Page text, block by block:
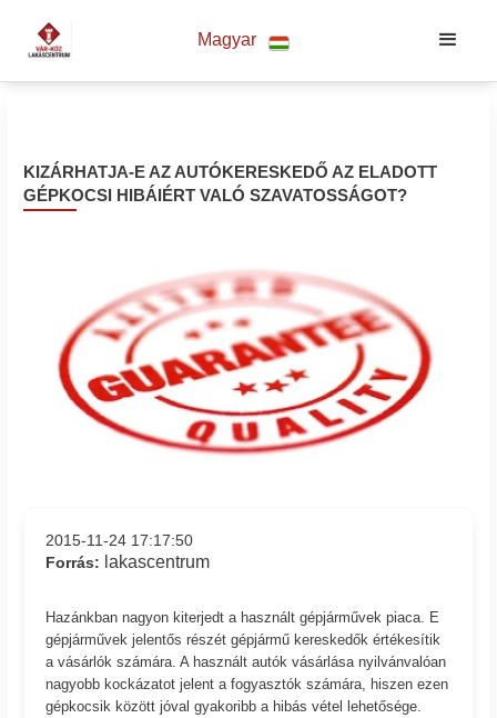
Magyar
KIZÁRHATJA-E AZ AUTÓKERESKEDŐ AZ ELADOTT
GÉPKOCSI HIBÁIÉRT VALÓ SZAVATOSSÁGOT?
2015-11-24 17:17:50
Forrás: lakascentrum
Hazánkban nagyon kiterjedt a használt gépjárművek piaca. E
gépjárművek jelentős részét gépjármű kereskedők értékesítik
a vásárlók számára. A használt autók vásárlása nyilvánvalóan
nagyobb kockázatot jelent a fogyasztók számára, hiszen ezen
gépkocsik között jóval gyakoribb a hibás vétel lehetősége.